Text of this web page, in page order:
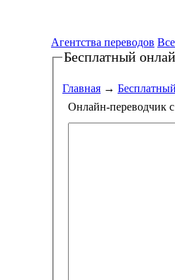
Агентства переводов
Бесплатный
Главная →
Онлайн-переводчик